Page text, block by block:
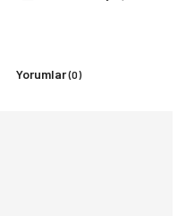
Yorumlar(0)